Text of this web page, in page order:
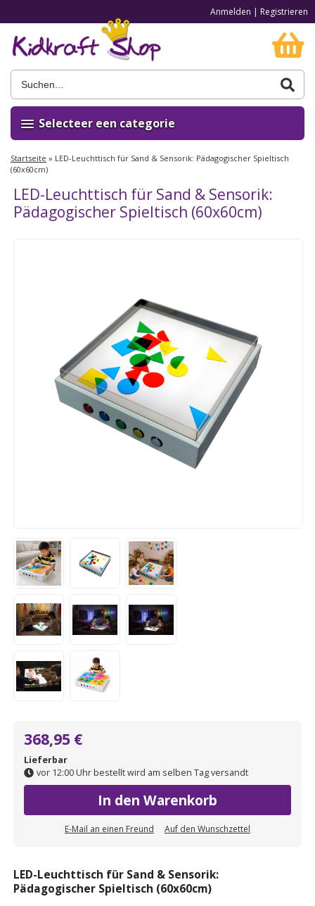
Anmelden | Registrieren
Selecteer een categorie
Startseite » LED-Leuchttisch für Sand & Sensorik: Pädagogischer Spieltisch
(60x60cm)
LED-Leuchttisch für Sand & Sensorik:
Pädagogischer Spieltisch (60x60cm)
368,95 €
Lieferbar
vor 12:00 Uhr bestellt wird am selben Tag versandt
In den Warenkorb
E-Mail an einen Freund Auf den Wunschzettel
LED-Leuchttisch für Sand & Sensorik:
Pädagogischer Spieltisch (60x60cm)